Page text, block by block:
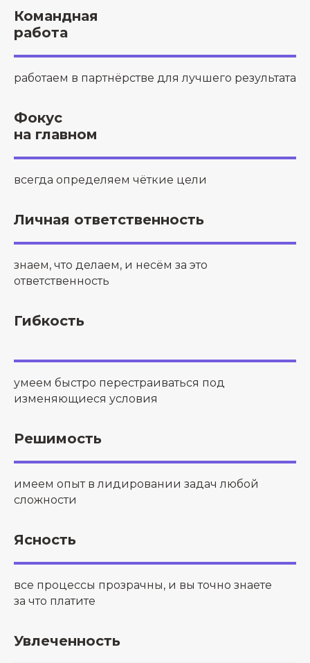
Командная
работа
работаем в партнёрстве для лучшего результата
Фокус
на главном
всегда определяем чёткие цели
Личная ответственность
знаем, что делаем, и несём за это
ответственность
Гибкость
умеем быстро перестраиваться под
изменяющиеся условия
Решимость
имеем опыт в лидировании задач любой
сложности
Ясность
все процессы прозрачны, и вы точно знаете
за что платите
Увлеченность